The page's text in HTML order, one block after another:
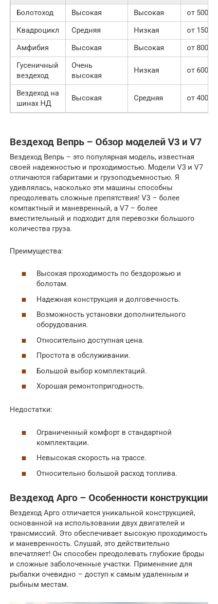
Болотоход
Высокая Высокая
от 500
Квадроцикл
Средняя Низкая
от 150
Амфибия
Высокая Высокая
от 800
Гусеничный
вездеход
Очень
высокая
Низкая от 600
Вездеход на
шинах НД
Высокая Средняя от 400
Вездеход Вепрь – Обзор моделей V3 и V7
Вездеход Вепрь – это популярная модель, известная
своей надежностью и проходимостью. Модели V3 и V7
отличаются габаритами и грузоподъемностью. Я
удивлялась, насколько эти машины способны
преодолевать сложные препятствия! V3 – более
компактный и маневренный, а V7 – более
вместительный и подходит для перевозки большого
количества груза.
Преимущества:
Высокая проходимость по бездорожью и
болотам.
Надежная конструкция и долговечность.
Возможность установки дополнительного
оборудования.
Относительно доступная цена.
Простота в обслуживании.
Большой выбор комплектаций.
Хорошая ремонтопригодность.
Недостатки:
Ограниченный комфорт в стандартной
комплектации.
Невысокая скорость на трассе.
Относительно большой расход топлива.
Вездеход Арго – Особенности конструкции
Вездеход Арго отличается уникальной конструкцией,
основанной на использовании двух двигателей и
трансмиссий. Это обеспечивает высокую проходимость
и маневренность. Слушай, это действительно
впечатляет! Он способен преодолевать глубокие броды
и сложные заболоченные участки. Применение для
рыбалки очевидно – доступ к самым удаленным и
рыбным местам.